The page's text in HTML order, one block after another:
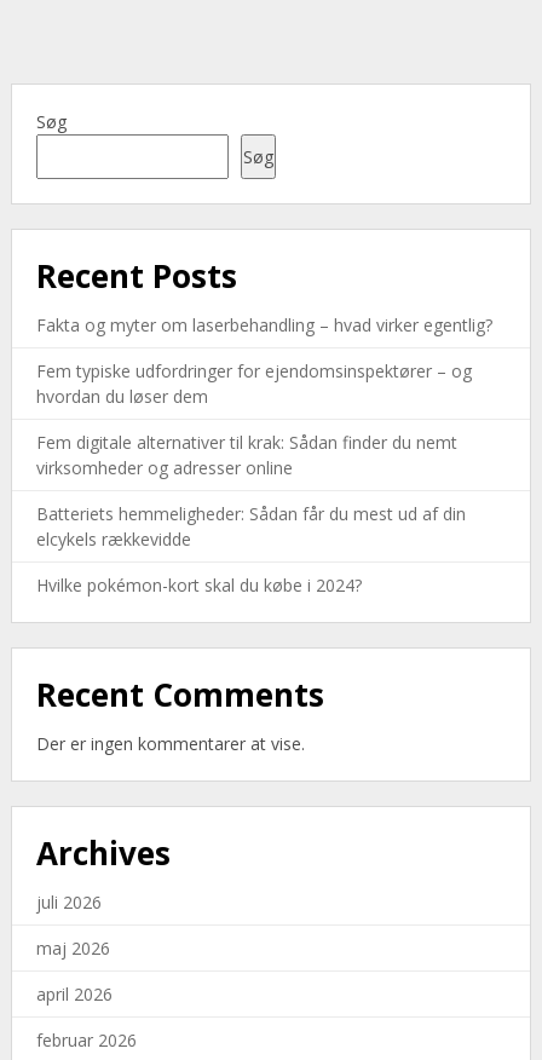
Søg
Søg
Recent Posts
Fakta og myter om laserbehandling – hvad virker egentlig?
Fem typiske udfordringer for ejendomsinspektører – og
hvordan du løser dem
Fem digitale alternativer til krak: Sådan finder du nemt
virksomheder og adresser online
Batteriets hemmeligheder: Sådan får du mest ud af din
elcykels rækkevidde
Hvilke pokémon-kort skal du købe i 2024?
Recent Comments
Der er ingen kommentarer at vise.
Archives
juli 2026
maj 2026
april 2026
februar 2026